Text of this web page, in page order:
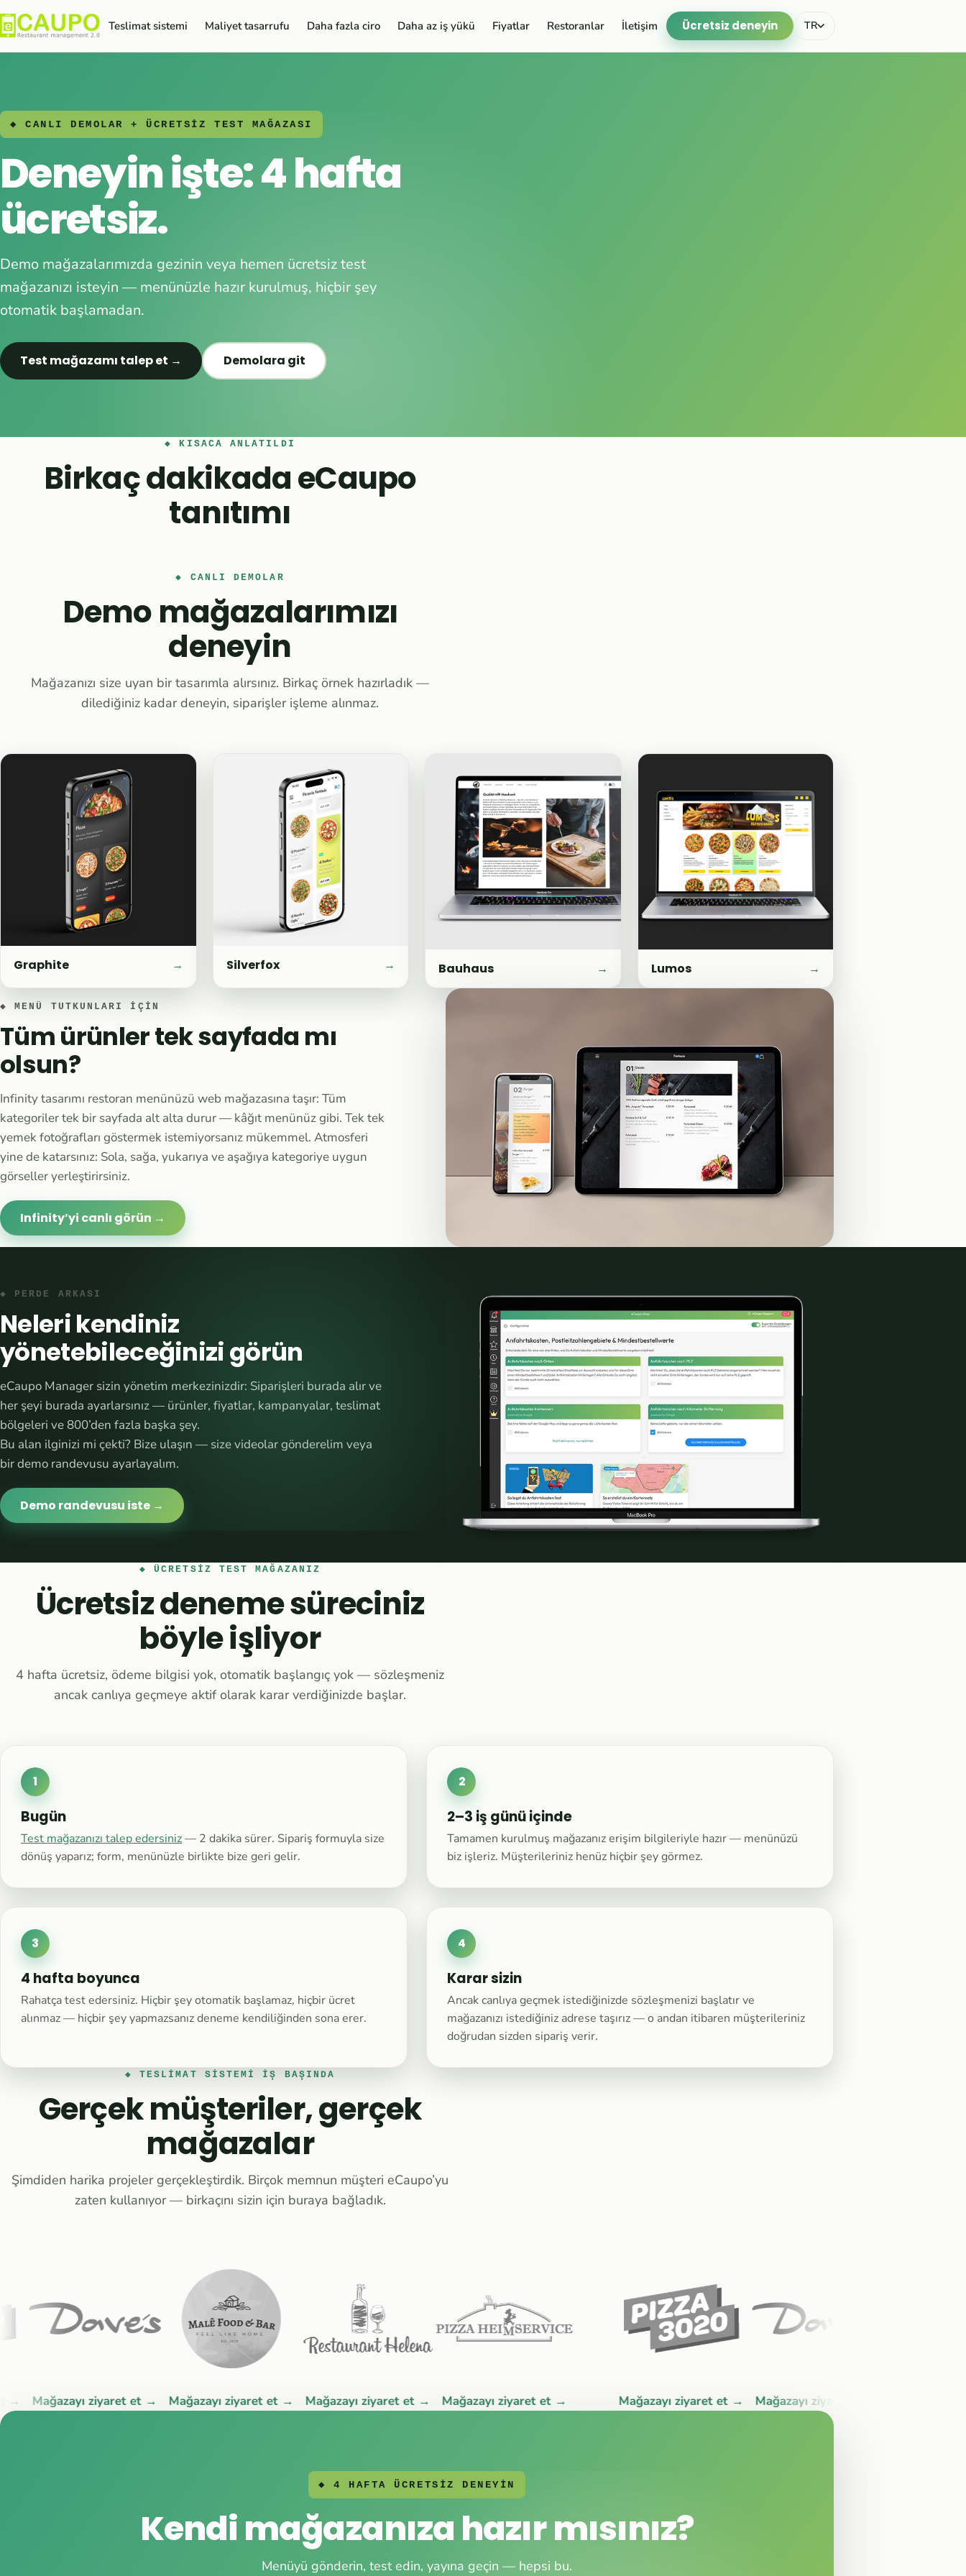
Teslimat sistemi Maliyet tasarrufu Daha fazla ciro Daha az iş yükü Fiyatlar Restoranlar İletişim Ücretsiz deneyin TR
◆ CANLI DEMOLAR + ÜCRETSİZ TEST MAĞAZASI
Deneyin işte: 4 hafta
ücretsiz.
Demo mağazalarımızda gezinin veya hemen ücretsiz test
mağazanızı isteyin — menünüzle hazır kurulmuş, hiçbir şey
otomatik başlamadan.
Test mağazamı talep et → Demolara git
◆ KISACA ANLATILDI
Birkaç dakikada eCaupo
tanıtımı
◆ CANLI DEMOLAR
Demo mağazalarımızı
deneyin
Mağazanızı size uyan bir tasarımla alırsınız. Birkaç örnek hazırladık —
dilediğiniz kadar deneyin, siparişler işleme alınmaz.
Graphite → Silverfox → Bauhaus → Lumos →
◆ MENÜ TUTKUNLARI IÇIN
Tüm ürünler tek sayfada mı
olsun?
Infinity tasarımı restoran menünüzü web mağazasına taşır: Tüm
kategoriler tek bir sayfada alt alta durur — kâğıt menünüz gibi. Tek tek
yemek fotoğrafları göstermek istemiyorsanız mükemmel. Atmosferi
yine de katarsınız: Sola, sağa, yukarıya ve aşağıya kategoriye uygun
görseller yerleştirirsiniz.
Infinity’yi canlı görün →
◆ PERDE ARKASI
Neleri kendiniz
yönetebileceğinizi görün
eCaupo Manager sizin yönetim merkezinizdir: Siparişleri burada alır ve
her şeyi burada ayarlarsınız — ürünler, fiyatlar, kampanyalar, teslimat
bölgeleri ve 800’den fazla başka şey.
Bu alan ilginizi mi çekti? Bize ulaşın — size videolar gönderelim veya
bir demo randevusu ayarlayalım.
Demo randevusu iste →
◆ ÜCRETSIZ TEST MAĞAZANIZ
Ücretsiz deneme süreciniz
böyle işliyor
4 hafta ücretsiz, ödeme bilgisi yok, otomatik başlangıç yok — sözleşmeniz
ancak canlıya geçmeye aktif olarak karar verdiğinizde başlar.
1
Bugün
Test mağazanızı talep edersiniz— 2 dakika sürer. Sipariş formuyla size
dönüş yaparız; form, menünüzle birlikte bize geri gelir.
2
2–3 iş günü içinde
Tamamen kurulmuş mağazanız erişim bilgileriyle hazır — menünüzü
biz işleriz. Müşterileriniz henüz hiçbir şey görmez.
3
4 hafta boyunca
Rahatça test edersiniz. Hiçbir şey otomatik başlamaz, hiçbir ücret
alınmaz — hiçbir şey yapmazsanız deneme kendiliğinden sona erer.
4
Karar sizin
Ancak canlıya geçmek istediğinizde sözleşmenizi başlatır ve
mağazanızı istediğiniz adrese taşırız — o andan itibaren müşterileriniz
doğrudan sizden sipariş verir.
◆ TESLIMAT SISTEMI IŞ BAŞINDA
Gerçek müşteriler, gerçek
mağazalar
Şimdiden harika projeler gerçekleştirdik. Birçok memnun müşteri eCaupo’yu
zaten kullanıyor — birkaçını sizin için buraya bağladık.
Mağazayı ziyaret et → Mağazayı ziyaret et → Mağazayı ziyaret et → Mağazayı ziyaret et → Mağazayı ziyaret et → Mağazayı ziyaret et →
◆ 4 HAFTA ÜCRETSİZ DENEYİN
Kendi mağazanıza hazır mısınız?
Menüyü gönderin, test edin, yayına geçin — hepsi bu.